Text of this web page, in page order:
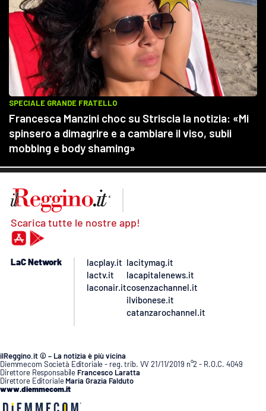
Scarica tutte le nostre app!
LaC Network
lacplay.it
lactv.it
laconair.it
lacitymag.it
lacapitalenews.it
cosenzachannel.it
ilvibonese.it
catanzarochannel.it
ilReggino.it © – La notizia è più vicina
Diemmecom Società Editoriale - reg. trib. VV 21/11/2019 n°2 - R.O.C. 4049
Direttore Responsabile Francesco Laratta
Direttore Editoriale Maria Grazia Falduto
www.diemmecom.it